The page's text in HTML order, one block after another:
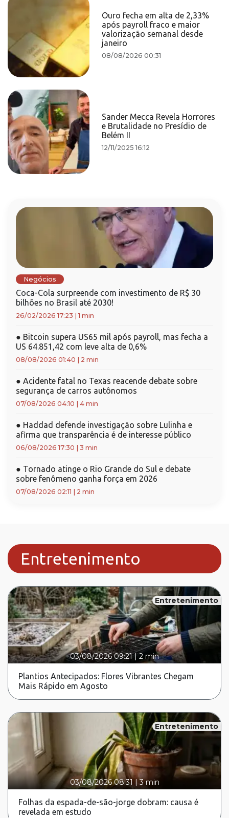
Ouro fecha em alta de 2,33%
após payroll fraco e maior
valorização semanal desde
janeiro
08/08/2026 00:31
Sander Mecca Revela Horrores
e Brutalidade no Presídio de
Belém II
12/11/2025 16:12
Negócios
Coca-Cola surpreende com investimento de R$ 30
bilhões no Brasil até 2030!
26/02/2026 17:23 |1 min
● Bitcoin supera US65 mil após payroll, mas fecha a
US 64.851,42 com leve alta de 0,6%
08/08/2026 01:40 2 min
● Acidente fatal no Texas reacende debate sobre
segurança de carros autônomos
07/08/2026 04:10 4 min
● Haddad defende investigação sobre Lulinha e
afirma que transparência é de interesse público
06/08/2026 17:30 3 min
● Tornado atinge o Rio Grande do Sul e debate
sobre fenômeno ganha força em 2026
07/08/2026 02:11 2 min
Entretenimento
Entretenimento
03/08/2026 09:21|2 min
Plantios Antecipados: Flores Vibrantes Chegam
Mais Rápido em Agosto
Entretenimento
03/08/2026 08:31 |3 min
Folhas da espada-de-são-jorge dobram: causa é
revelada em estudo